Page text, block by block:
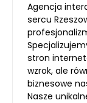
Agencja
sercu
stron
wzrok, ale
biznesowe
Nasze